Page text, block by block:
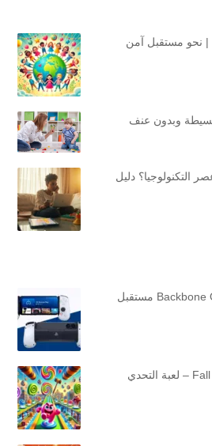
| نحو مستقبل آمن
وبدون عنف
دليل
Backbone One – PlayStation Edition مستقبل
Fall Guys: Ultimate Knockout – لعبة التحدي